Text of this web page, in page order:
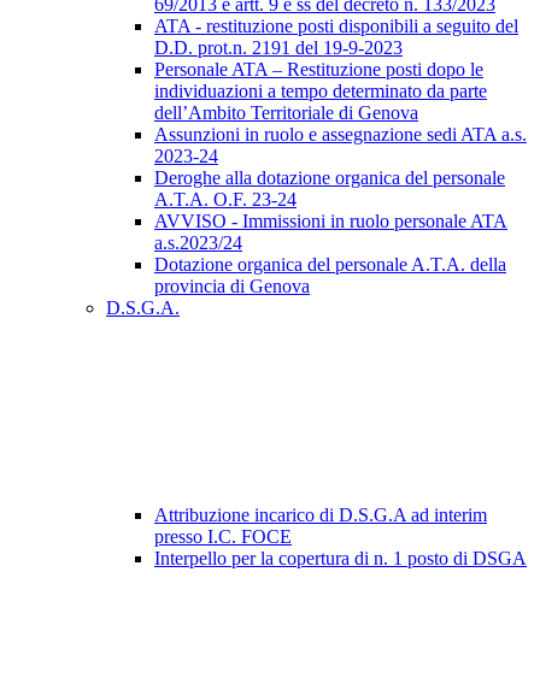
69/2013 e artt. 9 e ss del decreto n. 133/2023
ATA - restituzione posti disponibili a seguito del
D.D. prot.n. 2191 del 19-9-2023
Personale ATA – Restituzione posti dopo le
individuazioni a tempo determinato da parte
dell’Ambito Territoriale di Genova
Assunzioni in ruolo e assegnazione sedi ATA a.s.
2023-24
Deroghe alla dotazione organica del personale
A.T.A. O.F. 23-24
AVVISO - Immissioni in ruolo personale ATA
a.s.2023/24
Dotazione organica del personale A.T.A. della
provincia di Genova
D.S.G.A.
Attribuzione incarico di D.S.G.A ad interim
presso I.C. FOCE
Interpello per la copertura di n. 1 posto di DSGA